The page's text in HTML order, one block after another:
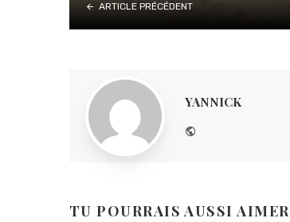
ARTICLE PRÉCÉDENT
YANNICK
TU POURRAIS AUSSI AIMER